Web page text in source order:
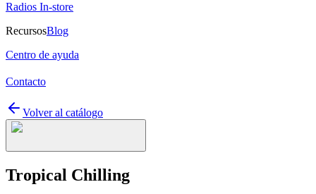
Radios In-store
RecursosBlog
Centro de ayuda
Contacto
Volver al catálogo
Tropical Chilling